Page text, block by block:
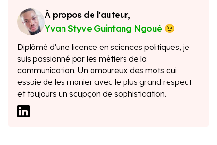
À propos de l'auteur,
Yvan Styve Guintang Ngoué
Diplômé d'une licence en sciences politiques, je
suis passionné par les métiers de la
communication. Un amoureux des mots qui
essaie de les manier avec le plus grand respect
et toujours un soupçon de sophistication.